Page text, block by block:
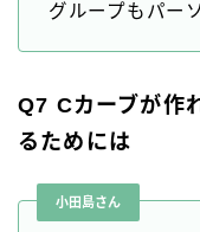
グループもパー
Q7 Cカーブが作
るためには
小田島さん